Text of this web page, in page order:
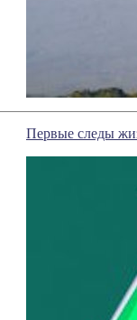
Первые следы